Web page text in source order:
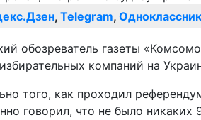
, Telegram,
обозреватель газеты
компаний на
того, как проходил
говорил, что не было